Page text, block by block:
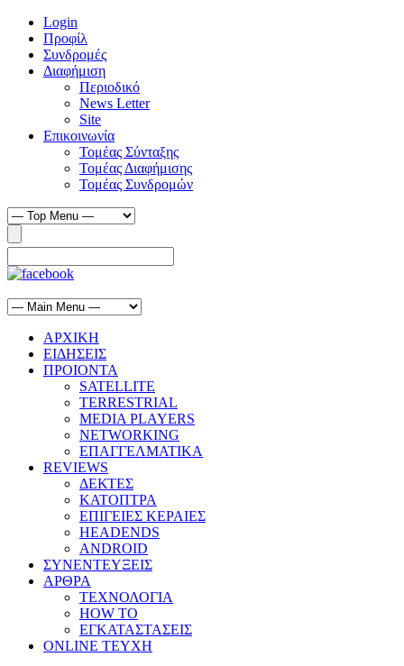
Login
Προφίλ
Συνδρομές
Διαφήμιση
Περιοδικό
News Letter
Site
Επικοινωνία
Τομέας Σύνταξης
Τομέας Διαφήμισης
Τομέας Συνδρομών
ΑΡΧΙΚΗ
ΕΙΔΗΣΕΙΣ
ΠΡΟΙΟΝΤΑ
SATELLITE
TERRESTRIAL
MEDIA PLAYERS
NETWORKING
ΕΠΑΓΓΕΛΜΑΤΙΚΑ
REVIEWS
ΔΕΚΤΕΣ
ΚΑΤΟΠΤΡΑ
ΕΠΙΓΕΙΕΣ ΚΕΡΑΙΕΣ
HEADENDS
ANDROID
ΣΥΝΕΝΤΕΥΞΕΙΣ
ΑΡΘΡΑ
ΤΕΧΝΟΛΟΓΙΑ
HOW TO
ΕΓΚΑΤΑΣΤΑΣΕΙΣ
ONLINE TEYXH